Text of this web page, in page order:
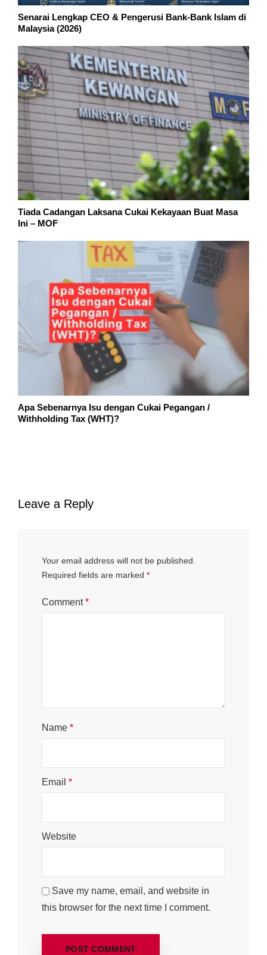
Senarai Lengkap CEO & Pengerusi Bank-Bank Islam di
Malaysia (2026)
Tiada Cadangan Laksana Cukai Kekayaan Buat Masa
Ini – MOF
Apa Sebenarnya Isu dengan Cukai Pegangan /
Withholding Tax (WHT)?
Leave a Reply
Your email address will not be published.
Required fields are marked *
Comment*
Name *
Email *
Website
Save my name, email, and website in
this browser for the next time I comment.